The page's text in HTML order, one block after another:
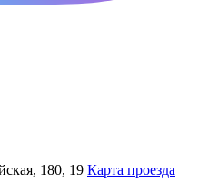
180, 19 Карта проезда